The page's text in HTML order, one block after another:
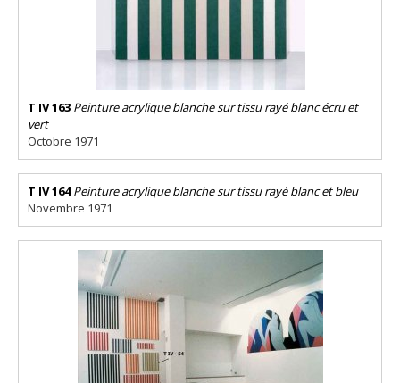
T IV 163 Peinture acrylique blanche sur tissu rayé blanc écru et
vert
Octobre 1971
T IV 164 Peinture acrylique blanche sur tissu rayé blanc et bleu
Novembre 1971